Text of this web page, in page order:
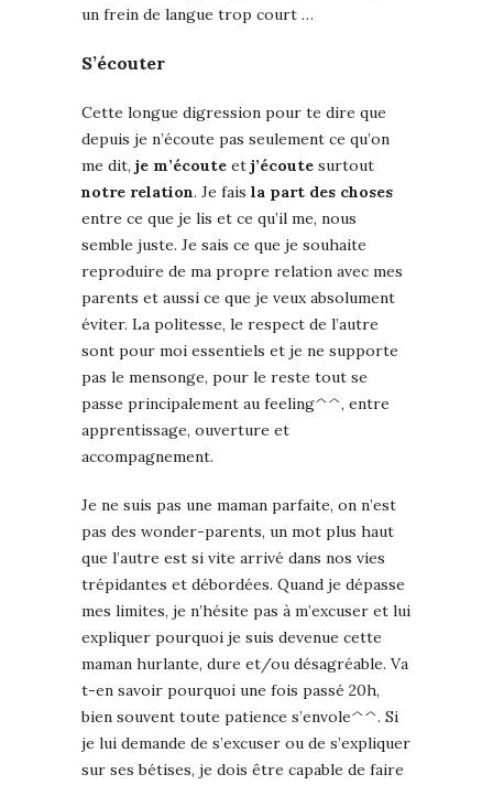
un frein de langue trop court …
S’écouter
Cette longue digression pour te dire que
depuis je n’écoute pas seulement ce qu’on
me dit, je m’écoute et j’écoute surtout
notre relation. Je fais la part des choses
entre ce que je lis et ce qu’il me, nous
semble juste. Je sais ce que je souhaite
reproduire de ma propre relation avec mes
parents et aussi ce que je veux absolument
éviter. La politesse, le respect de l’autre
sont pour moi essentiels et je ne supporte
pas le mensonge, pour le reste tout se
passe principalement au feeling^^, entre
apprentissage, ouverture et
accompagnement.
Je ne suis pas une maman parfaite, on n’est
pas des wonder-parents, un mot plus haut
que l’autre est si vite arrivé dans nos vies
trépidantes et débordées. Quand je dépasse
mes limites, je n’hésite pas à m’excuser et lui
expliquer pourquoi je suis devenue cette
maman hurlante, dure et/ou désagréable. Va
t-en savoir pourquoi une fois passé 20h,
bien souvent toute patience s’envole^^. Si
je lui demande de s’excuser ou de s’expliquer
sur ses bétises, je dois être capable de faire